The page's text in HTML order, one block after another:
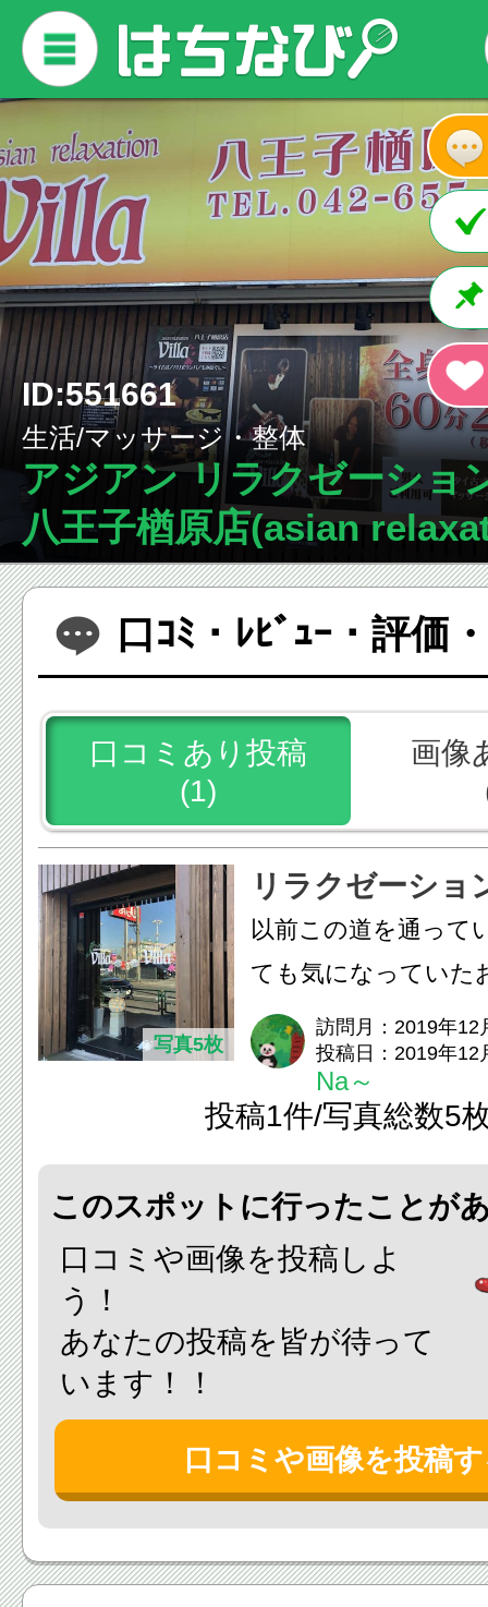
ID:551661
生活/マッサージ・整体
アジアン リラクゼーショ
八王子楢原店(asian
口ｺﾐ・ﾚﾋﾞｭｰ・評価
口コミあり投稿
(1)
画像
写真5枚
リラクゼーショ
以前この道を通って
ても気になっていた
元々、エステやマッ
色々行っていたので
訪問月：2019年12
投稿日：2019年12
Na～
投稿1件/写真総数5
このスポットに行ったことが
口コミや画像を投稿しよ
う！
あなたの投稿を皆が待って
います！！
口コミや画像を投稿